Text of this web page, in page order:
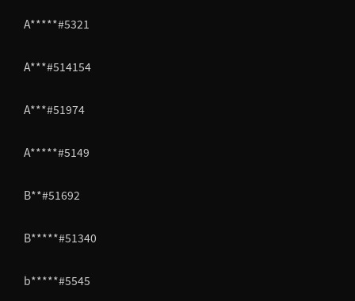
A*****#5321
A***#514154
A***#51974
A*****#5149
B**#51692
B*****#51340
b*****#5545